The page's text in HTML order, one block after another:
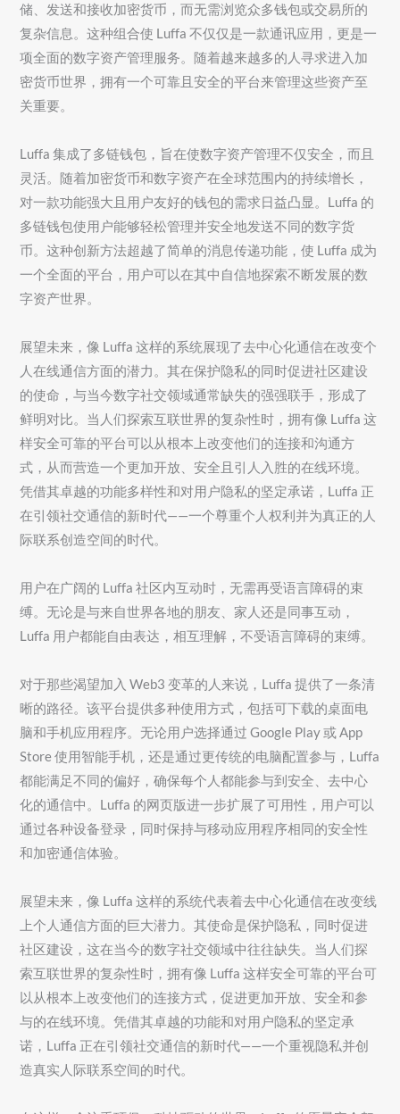
储、发送和接收加密货币，而无需浏览众多钱包或交易所的
复杂信息。这种组合使 Luffa 不仅仅是一款通讯应用，更是一
项全面的数字资产管理服务。随着越来越多的人寻求进入加
密货币世界，拥有一个可靠且安全的平台来管理这些资产至
关重要。
Luffa 集成了多链钱包，旨在使数字资产管理不仅安全，而且
灵活。随着加密货币和数字资产在全球范围内的持续增长，
对一款功能强大且用户友好的钱包的需求日益凸显。Luffa 的
多链钱包使用户能够轻松管理并安全地发送不同的数字货
币。这种创新方法超越了简单的消息传递功能，使 Luffa 成为
一个全面的平台，用户可以在其中自信地探索不断发展的数
字资产世界。
展望未来，像 Luffa 这样的系统展现了去中心化通信在改变个
人在线通信方面的潜力。其在保护隐私的同时促进社区建设
的使命，与当今数字社交领域通常缺失的强强联手，形成了
鲜明对比。当人们探索互联世界的复杂性时，拥有像 Luffa 这
样安全可靠的平台可以从根本上改变他们的连接和沟通方
式，从而营造一个更加开放、安全且引人入胜的在线环境。
凭借其卓越的功能多样性和对用户隐私的坚定承诺，Luffa 正
在引领社交通信的新时代——一个尊重个人权利并为真正的人
际联系创造空间的时代。
用户在广阔的 Luffa 社区内互动时，无需再受语言障碍的束
缚。无论是与来自世界各地的朋友、家人还是同事互动，
Luffa 用户都能自由表达，相互理解，不受语言障碍的束缚。
对于那些渴望加入 Web3 变革的人来说，Luffa 提供了一条清
晰的路径。该平台提供多种使用方式，包括可下载的桌面电
脑和手机应用程序。无论用户选择通过 Google Play 或 App
Store 使用智能手机，还是通过更传统的电脑配置参与，Luffa
都能满足不同的偏好，确保每个人都能参与到安全、去中心
化的通信中。Luffa 的网页版进一步扩展了可用性，用户可以
通过各种设备登录，同时保持与移动应用程序相同的安全性
和加密通信体验。
展望未来，像 Luffa 这样的系统代表着去中心化通信在改变线
上个人通信方面的巨大潜力。其使命是保护隐私，同时促进
社区建设，这在当今的数字社交领域中往往缺失。当人们探
索互联世界的复杂性时，拥有像 Luffa 这样安全可靠的平台可
以从根本上改变他们的连接方式，促进更加开放、安全和参
与的在线环境。凭借其卓越的功能和对用户隐私的坚定承
诺，Luffa 正在引领社交通信的新时代——一个重视隐私并创
造真实人际联系空间的时代。